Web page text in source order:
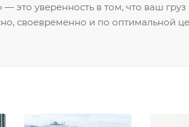
это уверенность в том, что ваш груз
своевременно и по оптимальной